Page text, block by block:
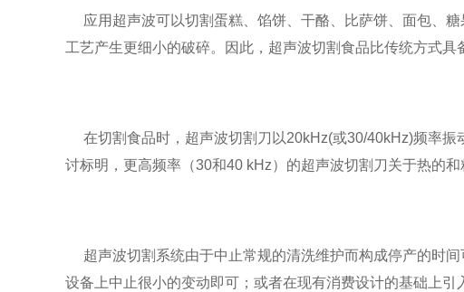
应用超声波可以切割蛋糕、馅饼、干酪、比萨饼、面包、
工艺产生更细小的破碎。因此，超声波切割食品比传统方式
在切割食品时，超声波切割刀以20kHz(或30/40kHz)频率振
讨标明，更高频率（30和40 kHz）的超声波切割刀关于热的
超声波切割系统由于中止常规的清洗维护而构成停产的时
设备上中止很小的变动即可；或者在现有消费设计的基础上引